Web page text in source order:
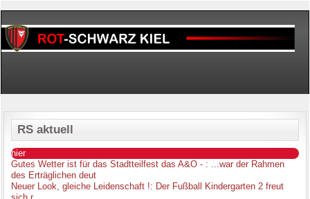
RS aktuell
hier
Gutes Wetter ist für das Stadtteilfest das A&O - : ...war der Rahmen
des Erträglichen deut
Neuer Look, gleiche Leidenschaft !: Der Fußball Kindergarten 2 freut